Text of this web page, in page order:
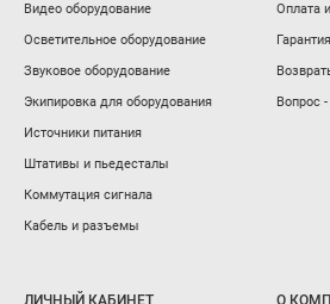
Видео оборудование
Осветительное оборудование
Звуковое оборудование
Экипировка для оборудования
Источники питания
Штативы и пьедесталы
Коммутация сигнала
Кабель и разъемы
Оплата
Гарантия
Вопрос -
ЛИЧНЫЙ КАБИНЕТ О